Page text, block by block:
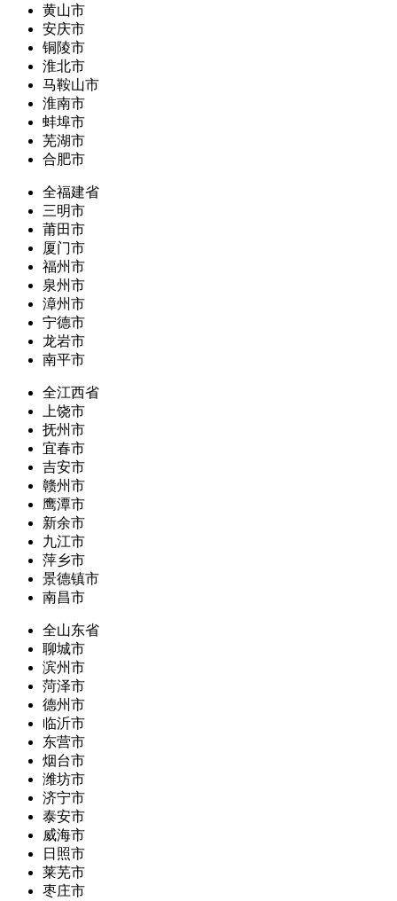
黄山市
安庆市
铜陵市
淮北市
马鞍山市
淮南市
蚌埠市
芜湖市
合肥市
全福建省
三明市
莆田市
厦门市
福州市
泉州市
漳州市
宁德市
龙岩市
南平市
全江西省
上饶市
抚州市
宜春市
吉安市
赣州市
鹰潭市
新余市
九江市
萍乡市
景德镇市
南昌市
全山东省
聊城市
滨州市
菏泽市
德州市
临沂市
东营市
烟台市
潍坊市
济宁市
泰安市
威海市
日照市
莱芜市
枣庄市